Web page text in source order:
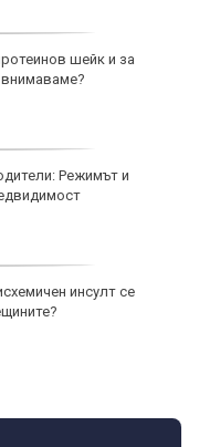
шейк и за
Режимът и
инсулт се